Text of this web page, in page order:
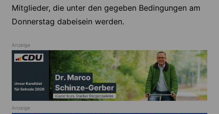
Mitglieder, die unter den gegeben Bedingungen am
Donnerstag dabeisein werden.
Anzeige
Anzeige